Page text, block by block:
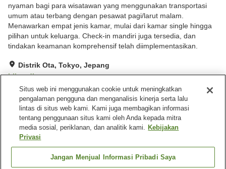
nyaman bagi para wisatawan yang menggunakan transportasi
umum atau terbang dengan pesawat pagi/larut malam.
Menawarkan empat jenis kamar, mulai dari kamar single hingga
pilihan untuk keluarga. Check-in mandiri juga tersedia, dan
tindakan keamanan komprehensif telah diimplementasikan.
Distrik Ota, Tokyo, Jepang
Lihat di peta
Baik Ulasan:150
Fasilitas properti
Wi-Fi
stasiun
Lounge
Situs web ini menggunakan cookie untuk meningkatkan
pengalaman pengguna dan menganalisis kinerja serta lalu
lintas di situs web kami. Kami juga membagikan informasi
tentang penggunaan situs kami oleh Anda kepada mitra
media sosial, periklanan, dan analitik kami. Kebijakan
Privasi
Jangan Menjual Informasi Pribadi Saya